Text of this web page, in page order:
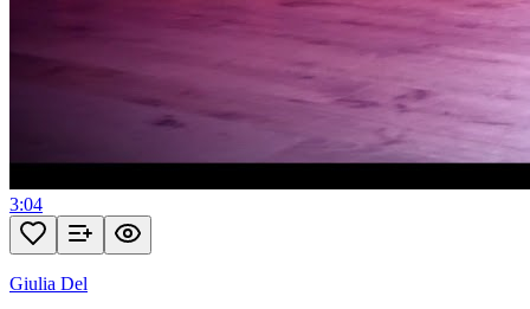
3:04
Giulia Del